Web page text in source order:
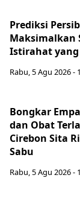
Prediksi
Maksimalkan
Istirahat
Rabu, 5 Agu 2026 -
Bongkar
dan Obat
Cirebon Sita
Sabu
Rabu, 5 Agu 2026 -